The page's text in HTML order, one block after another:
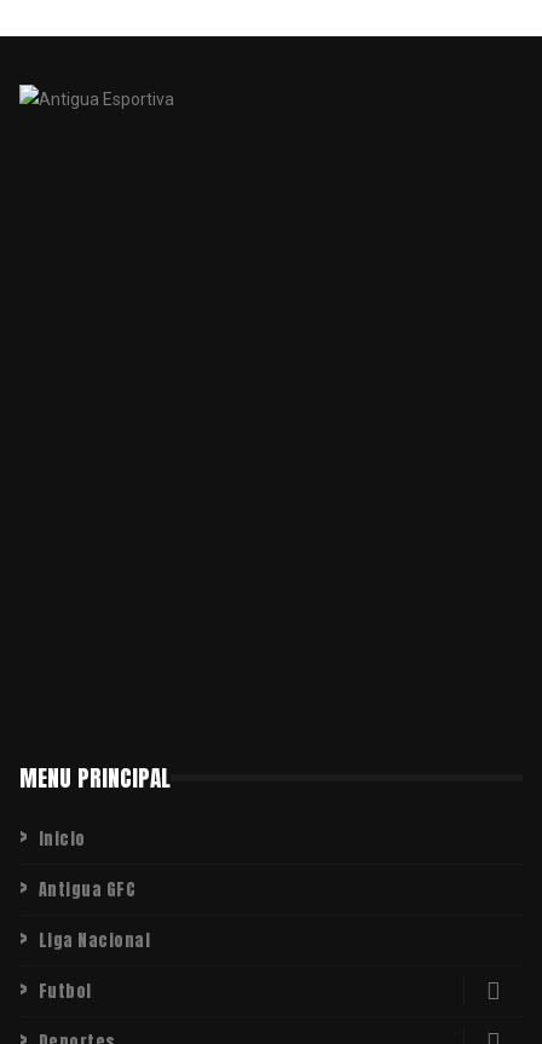
MENU PRINCIPAL
Inicio
Antigua GFC
Liga Nacional
Futbol